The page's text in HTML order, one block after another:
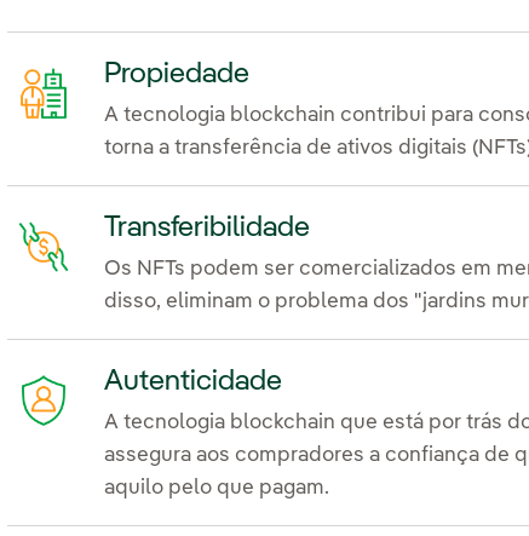
Propiedade
A tecnologia blockchain contribui para
torna a transferência de ativos digitais
Transferibilidade
Os NFTs podem ser comercializados em
disso, eliminam o problema dos "jardins
Autenticidade
A tecnologia blockchain que está por trás
assegura aos compradores a confiança de
aquilo pelo que pagam.